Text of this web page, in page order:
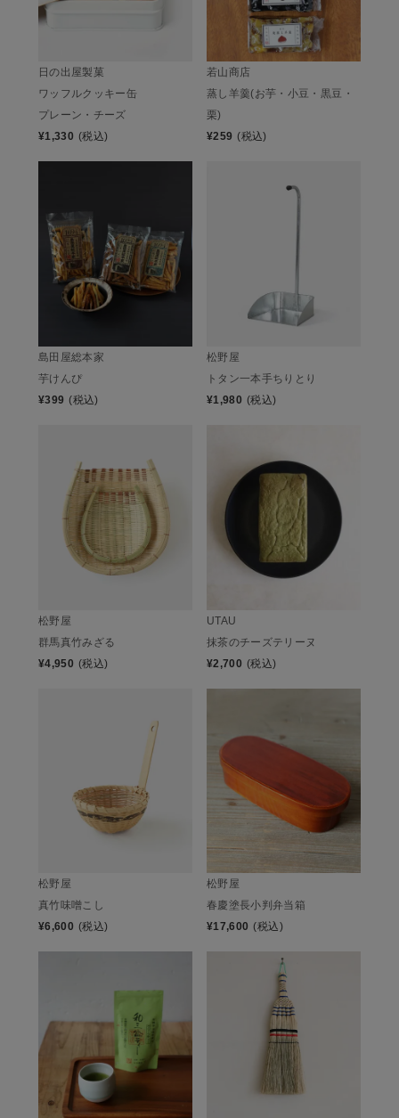
日の出屋製菓
ワッフルクッキー缶
プレーン・チーズ
¥1,330 (税込)
若山商店
蒸し羊羹(お芋・小豆・黒豆・
栗)
¥259 (税込)
島田屋総本家
芋けんぴ
¥399 (税込)
松野屋
トタン一本手ちりとり
¥1,980 (税込)
松野屋
群馬真竹みざる
¥4,950 (税込)
UTAU
抹茶のチーズテリーヌ
¥2,700 (税込)
松野屋
真竹味噌こし
¥6,600 (税込)
松野屋
春慶塗長小判弁当箱
¥17,600 (税込)